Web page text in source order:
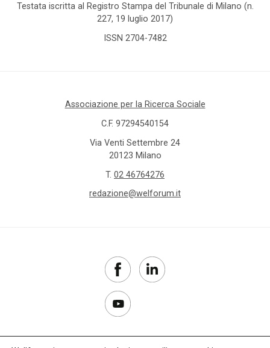
Testata iscritta al Registro Stampa del Tribunale di Milano (n.
227, 19 luglio 2017)
ISSN 2704-7482
Associazione per la Ricerca Sociale
C.F. 97294540154
Via Venti Settembre 24
20123 Milano
T. 02 46764276
redazione@welforum.it